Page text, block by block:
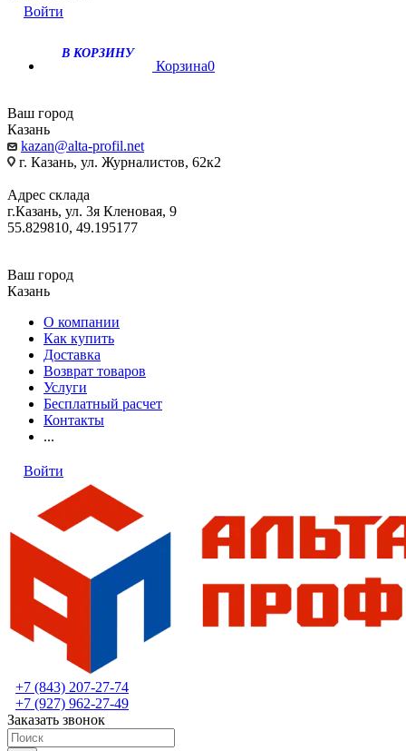
Войти
В КОРЗИНУ
Корзина0
Ваш город
Казань
kazan@alta-profil.net
г. Казань, ул. Журналистов, 62к2
Адрес склада
г.Казань, ул. 3я Кленовая, 9
55.829810, 49.195177
Ваш город
Казань
О компании
Как купить
Доставка
Возврат товаров
Услуги
Бесплатный расчет
Контакты
...
Войти
+7 (843) 207-27-74
+7 (927) 962-27-49
Заказать звонок